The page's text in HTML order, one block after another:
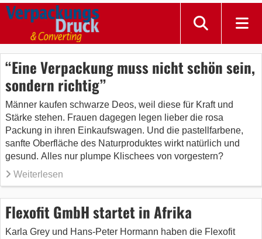
“Eine Verpackung muss nicht schön sein,
sondern richtig”
Männer kaufen schwarze Deos, weil diese für Kraft und
Stärke stehen. Frauen dagegen legen lieber die rosa
Packung in ihren Einkaufswagen. Und die pastellfarbene,
sanfte Oberfläche des Naturproduktes wirkt natürlich und
gesund. Alles nur plumpe Klischees von vorgestern?
Weiterlesen
Flexofit GmbH startet in Afrika
Karla Grey und Hans-Peter Hormann haben die Flexofit